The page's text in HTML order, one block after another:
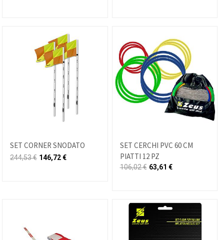
SET CORNER SNODATO
244,53€ 146,72€
SET CERCHI PVC 60 CM
PIATTI 12 PZ
106,02€ 63,61 €